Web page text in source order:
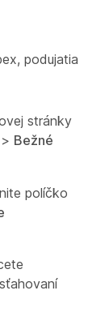
podujatia
stránky
> Bežné
políčko